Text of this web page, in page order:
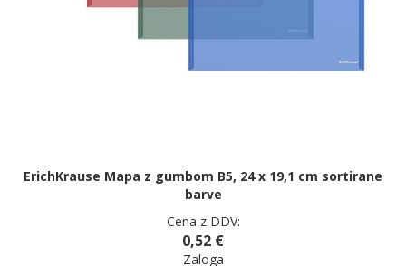
ErichKrause Mapa z gumbom B5, 24 x 19,1 cm sortirane
barve
Cena z DDV:
0,52 €
Zaloga